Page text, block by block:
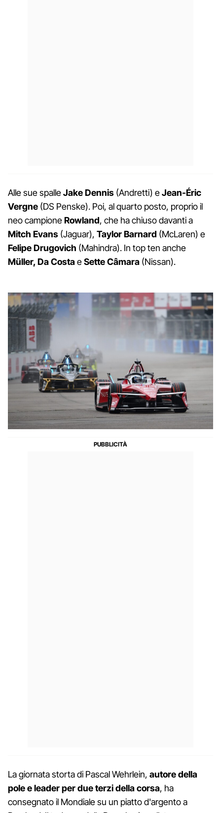
Alle sue spalleJake Dennis (Andretti) eJean-Éric
Vergne (DS Penske). Poi, al quarto posto, proprio il
neo campioneRowland, che ha chiuso davanti a
Mitch Evans (Jaguar), Taylor Barnard (McLaren) e
Felipe Drugovich (Mahindra). In top ten anche
Müller, Da CostaeSette Câmara (Nissan).
La giornata storta di Pascal Wehrlein, autore della
pole e leader per due terzi della corsa, ha
consegnato il Mondiale su un piatto d'argento a